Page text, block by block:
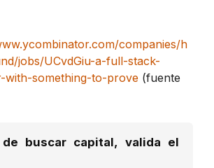
companies/h
jobs/UCvdGiu-a-full-stack-
with-something-to-prove (fuente
buscar capital, valida el